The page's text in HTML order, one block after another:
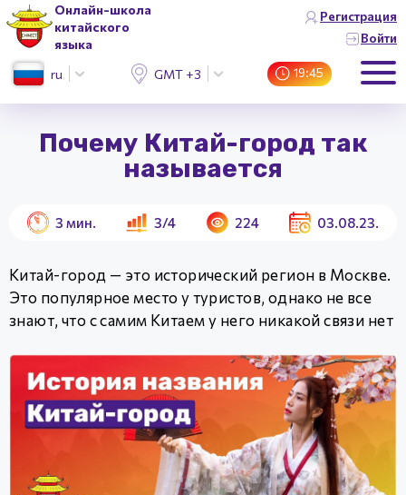
Онлайн-школа
китайского
языка
Регистрация
Войти
ru GMT +3 (Москва) 19:45
Почему Китай-город так
называется
3 мин. 3/4 224 03.08.23.
Китай-город — это исторический регион в Москве.
Это популярное место у туристов, однако не все
знают, что с самим Китаем у него никакой связи нет